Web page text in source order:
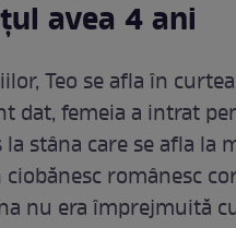
avea 4 ani
Teo se afla în
dat, femeia a intrat
stâna care se afla la
ciobănesc românesc
nu era împrejmuită